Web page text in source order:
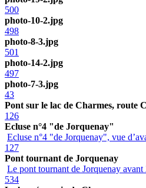
500
photo-10-2.jpg
498
photo-8-3.jpg
501
photo-14-2.jpg
497
photo-7-3.jpg
43
Pont sur le lac de Charmes, route
126
Ecluse n°4 "de Jorquenay"
Ecluse n°4 "de Jorquenay", vue
127
Pont tournant de Jorquenay
Le pont tournant de Jorquenay avant
534